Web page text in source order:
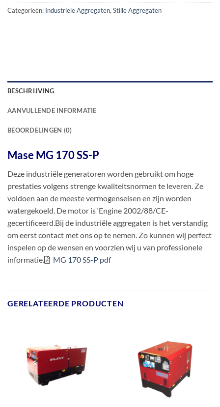
Categorieën: Industriële Aggregaten, Stille Aggregaten
BESCHRIJVING
AANVULLENDE INFORMATIE
BEOORDELINGEN (0)
Mase MG 170 SS-P
Deze industriële generatoren worden gebruikt om hoge
prestaties volgens strenge kwaliteitsnormen te leveren. Ze
voldoen aan de meeste vermogenseisen en zijn worden
watergekoeld. De motor is ‘Engine 2002/88/CE-
gecertificeerd.Bij de industriële aggregaten is het verstandig
om eerst contact met ons op te nemen. Zo kunnen wij perfect
inspelen op de wensen en voorzien wij u van professionele
informatie.
MG 170 SS-P pdf
GERELATEERDE PRODUCTEN